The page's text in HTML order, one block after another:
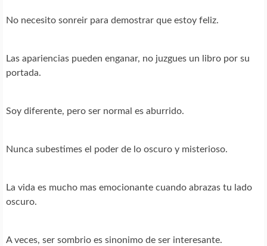
No necesito sonreir para demostrar que estoy feliz.
Las apariencias pueden enganar, no juzgues un libro por su
portada.
Soy diferente, pero ser normal es aburrido.
Nunca subestimes el poder de lo oscuro y misterioso.
La vida es mucho mas emocionante cuando abrazas tu lado
oscuro.
A veces, ser sombrio es sinonimo de ser interesante.